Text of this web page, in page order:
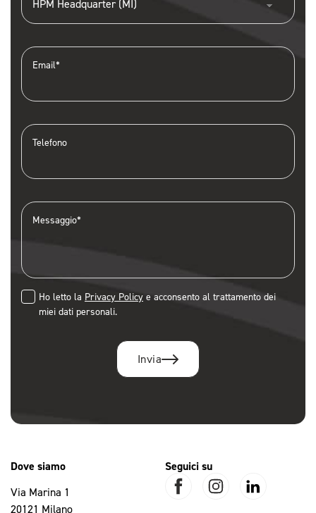
Email*
Telefono
Messaggio*
Ho letto la Privacy Policy e acconsento al trattamento dei
miei dati personali.
Invia
Dove siamo
Via Marina 1
20121 Milano
Seguici su